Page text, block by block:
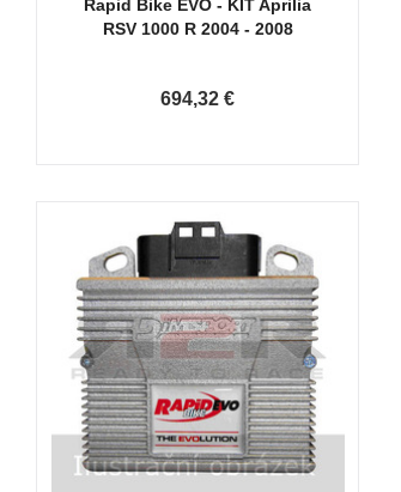
Rapid Bike EVO - KIT Aprilia
RSV 1000 R 2004 - 2008
694,32 €